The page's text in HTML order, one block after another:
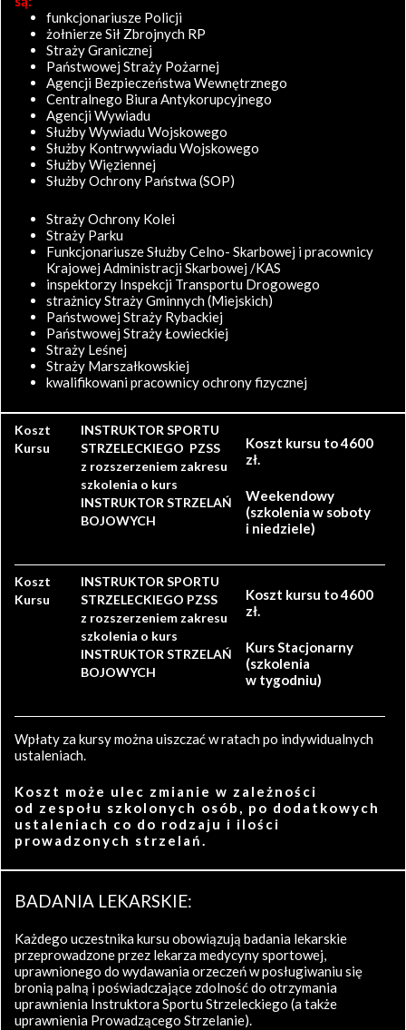
funkcjonariusze Policji
żołnierze Sił Zbrojnych RP
Straży Granicznej
Państwowej Straży Pożarnej
Agencji Bezpieczeństwa Wewnętrznego
Centralnego Biura Antykorupcyjnego
Agencji Wywiadu
Służby Wywiadu Wojskowego
Służby Kontrwywiadu Wojskowego
Służby Więziennej
Służby Ochrony Państwa (SOP)
Straży Ochrony Kolei
Straży Parku
Funkcjonariusze Służby Celno- Skarbowej i pracownicy
Krajowej Administracji Skarbowej /KAS
inspektorzy Inspekcji Transportu Drogowego
strażnicy Straży Gminnych (Miejskich)
Państwowej Straży Rybackiej
Państwowej Straży Łowieckiej
Straży Leśnej
Straży Marszałkowskiej
kwalifikowani pracownicy ochrony fizycznej
Koszt
Kursu
INSTRUKTOR SPORTU
STRZELECKIEGO PZSS
z rozszerzeniem zakresu
szkolenia o kurs
INSTRUKTOR STRZELAŃ
BOJOWYCH
Koszt kursu to 4600
zł.
Weekendowy
(szkolenia w soboty
i niedziele)
Koszt
Kursu
INSTRUKTOR SPORTU
STRZELECKIEGO PZSS
z rozszerzeniem zakresu
szkolenia o kurs
INSTRUKTOR STRZELAŃ
BOJOWYCH
Koszt kursu to 4600
zł.
Kurs Stacjonarny
(szkolenia
w tygodniu)
Wpłaty za kursy można uiszczać w ratach po indywidualnych
ustaleniach.
Koszt może ulec zmianie w zależności
od zespołu szkolonych osób, po dodatkowych
ustaleniach co do rodzaju i ilości
prowadzonych strzelań.
BADANIA LEKARSKIE:
Każdego uczestnika kursu obowiązują badania lekarskie
przeprowadzone przez lekarza medycyny sportowej,
uprawnionego do wydawania orzeczeń w posługiwaniu się
bronią palną i poświadczające zdolność do otrzymania
uprawnienia Instruktora Sportu Strzeleckiego (a także
uprawnienia Prowadzącego Strzelanie).